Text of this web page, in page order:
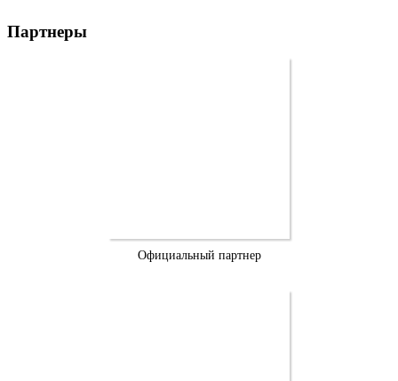
Партнеры
Официальный партнер